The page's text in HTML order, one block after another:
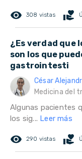
remove_red_eye 308 vistas volunteer_activism
¿Es verdad
son los que
gastrointesti
César
Medicina del
Algunas pacientes
los sig... Leer más
remove_red_eye 290 vistas volunteer_activism